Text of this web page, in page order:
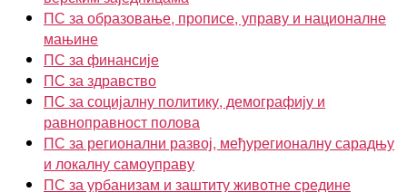
ПС за образовање, прописе, управу и националне
мањине
ПС за финансије
ПС за здравство
ПС за социјалну политику, демографију и
равноправност полова
ПС за регионални развој, међурегионалну сарадњу
и локалну самоуправу
ПС за урбанизам и заштиту животне средине